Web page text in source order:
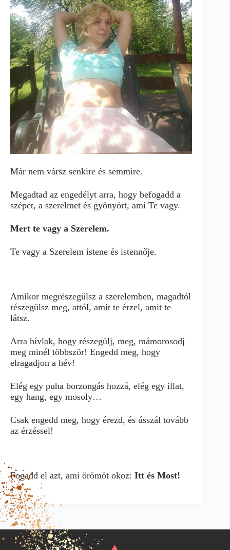
Már nem vársz senkire és semmire.
Megadtad az engedélyt arra, hogy befogadd a
szépet, a szerelmet és gyönyört, ami Te vagy.
Mert te vagy a Szerelem.
Te vagy a Szerelem istene és istennője.
Amikor megrészegülsz a szerelemben, magadtól
részegülsz meg, attól, amit te érzel, amit te
látsz.
Arra hívlak, hogy részegülj, meg, mámorosodj
meg minél többször! Engedd meg, hogy
elragadjon a hév!
Elég egy puha borzongás hozzá, elég egy illat,
egy hang, egy mosoly…
Csak engedd meg, hogy érezd, és ússzál tovább
az érzéssel!
Fogadd el azt, ami örömöt okoz: Itt és Most!